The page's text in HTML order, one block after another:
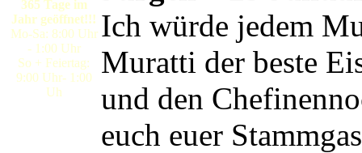
365 Tage im
Jahr geöffnet!!!
Mo-Sa: 8:00 Uhr
- 1:00 Uhr
So + Feiertag:
9:00 Uhr- 1:00
Uh
Ich würde jedem
Muratti der beste
und den
euch euer